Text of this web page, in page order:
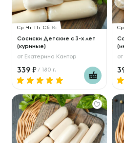
Ср Чт Пт Сб Вс
Сосиски Детские с 3-х лет
(куриные)
от Екатерина Кантор
339 / 180 г.
Ср
от